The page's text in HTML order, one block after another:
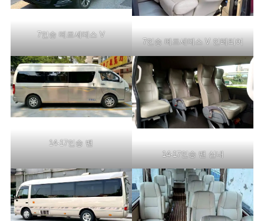
7인승 메르세데스 V
7인승 메르세데스 V 인테리어
14-17인승 밴
14-17인승 밴 실내